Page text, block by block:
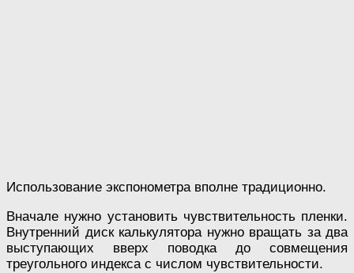
Использование экспонометра вполне традиционно.
Вначале нужно установить чувствительность пленки.
Внутренний диск калькулятора нужно вращать за два
выступающих вверх поводка до совмещения
треугольного индекса с числом чувствительности.